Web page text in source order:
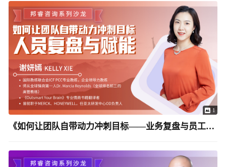
1
《如何让团队自带动力冲刺目标——业务复盘与员工赋能》Kelly Xie